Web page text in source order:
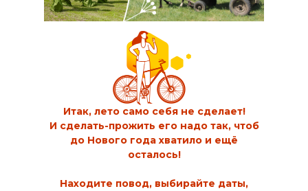
Итак, лето само себя не сделает!
И сделать-прожить его надо так, чтоб
до Нового года хватило и ещё
осталось!
Находите повод, выбирайте даты,